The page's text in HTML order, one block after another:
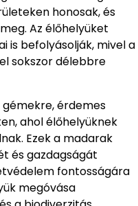
honosak, és
Az élőhelyüket
is befolyásolják, mivel a
sokszor délebbre
gémekre, érdemes
ahol élőhelyüknek
Ezek a madarak
és gazdagságát
fontosságára
megóvása